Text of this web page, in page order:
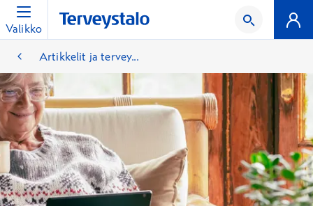
Valikko
Artikkelit ja tervey...